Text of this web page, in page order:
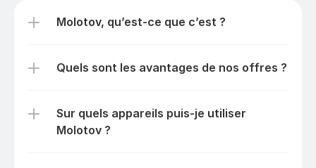
Molotov, qu’est-ce que c’est ?
Quels sont les avantages de nos offres ?
Sur quels appareils puis-je utiliser
Molotov ?